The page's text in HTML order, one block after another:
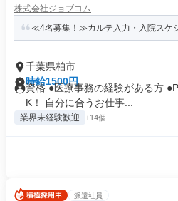
株式会社ジョブコム
≪4名募集！≫カルテ入力・入院スケ
千葉県柏市
時給1500円
資格 ●医療事務の経験がある方
K！ 自分に合うお仕事...
業界未経験歓迎 +14個
派遣社員